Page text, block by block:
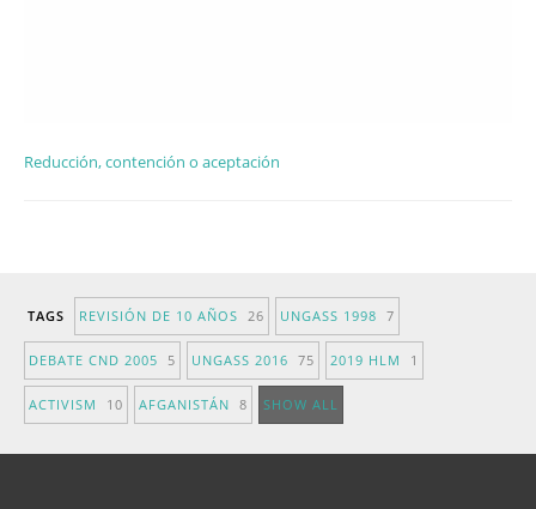
Reducción, contención o aceptación
TAGS REVISIÓN DE 10 AÑOS 26 UNGASS 1998 7
DEBATE CND 2005 5 UNGASS 2016 75 2019 HLM 1
ACTIVISM 10 AFGANISTÁN 8 SHOW ALL